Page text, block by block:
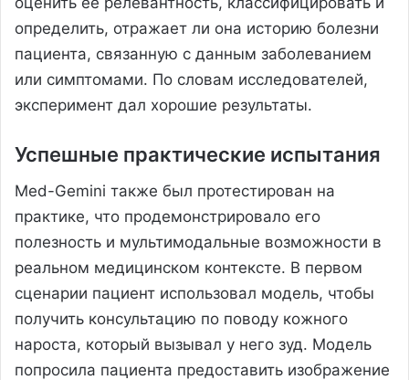
определить, отражает ли она историю болезни
пациента, связанную с данным заболеванием
или симптомами. По словам исследователей,
эксперимент дал хорошие результаты.
Успешные практические испытания
Med-Gemini также был протестирован на
практике, что продемонстрировало его
полезность и мультимодальные возможности в
реальном медицинском контексте. В первом
сценарии пациент использовал модель, чтобы
получить консультацию по поводу кожного
нароста, который вызывал у него зуд. Модель
попросила пациента предоставить изображение